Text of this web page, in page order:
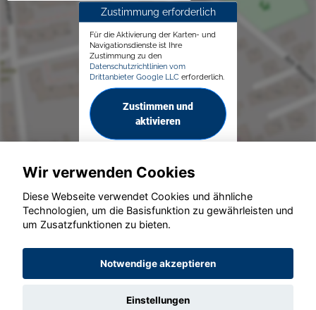
Zustimmung erforderlich
Für die Aktivierung der Karten- und
Navigationsdienste ist Ihre
Zustimmung zu den
Datenschutzrichtlinien vom
Drittanbieter Google LLC erforderlich.
Zustimmen und
aktivieren
© konjunkturmotor.de GmbH 2020 - 2026
Wir verwenden Cookies
Diese Webseite verwendet Cookies und ähnliche
Technologien, um die Basisfunktion zu gewährleisten und
um Zusatzfunktionen zu bieten.
Notwendige akzeptieren
Einstellungen